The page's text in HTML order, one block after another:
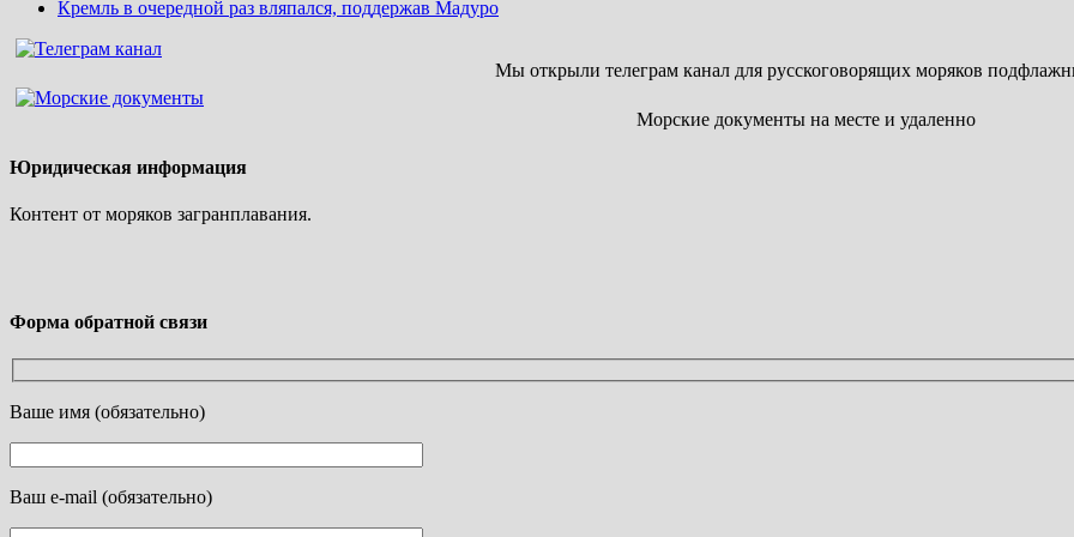
Кремль в очередной раз вляпался, поддержав Мадуро
Мы открыли телеграм канал для русскоговорящих моряков
Морские документы на месте и удаленно
Юридическая информация
Контент от моряков загранплавания.
Форма обратной связи
Ваше имя (обязательно)
Ваш e-mail (обязательно)